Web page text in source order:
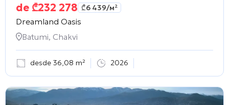
de ₾232 278 ₾6 439/м²
Dreamland Oasis
Batumi, Chakvi
desde 36,08 m² 2026